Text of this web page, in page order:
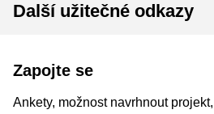
Další užitečné odkazy
Zapojte se
Ankety, možnost navrhnout